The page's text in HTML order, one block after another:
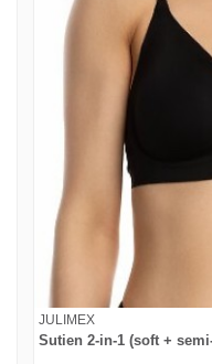
JULIMEX
Sutien 2-in-1 (soft +